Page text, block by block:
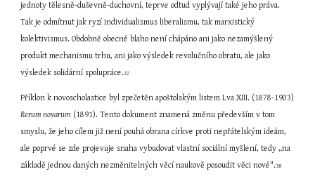
jednoty tělesně-duševně-duchovní, teprve odtud vyplývají také jeho práva.
Tak je odmítnut jak ryzí individualismus liberalismu, tak marxistický
kolektivismus. Obdobně obecné blaho není chápáno ani jako nezamýšlený
produkt mechanismu trhu, ani jako výsledek revolučního obratu, ale jako
výsledek solidární spolupráce.37
Rerum novarum (1891). Tento dokument znamená změnu především v tom
smyslu, že jeho cílem již není pouhá obrana církve proti nepřátelským ideám,
ale poprvé se zde projevuje snaha vybudovat vlastní sociální myšlení, tedy „na
základě jednou daných nezměnitelných věcí naukově posoudit věci nové".38